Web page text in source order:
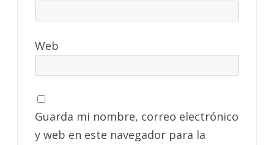
Web
Guarda mi nombre, correo electrónico
y web en este navegador para la